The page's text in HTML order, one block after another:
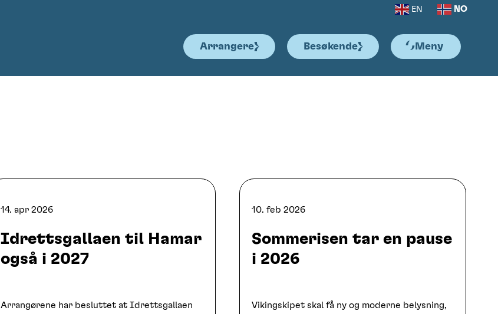
EN NO
Arrangere Besøkende Meny
14. apr 2026
Idrettsgallaen til Hamar
også i 2027
Arrangørene har besluttet at Idrettsgallaen
10. feb 2026
Sommerisen tar en pause
i 2026
Vikingskipet skal få ny og moderne belysning,